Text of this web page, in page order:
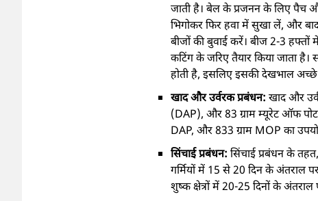
जाती है। बेल के प्रजनन के लिए पैच
भिगोकर फिर हवा में सुखा लें, और
बीजों की बुवाई करें। बीज 2-3 हफ्तों
कटिंग के जरिए तैयार किया जाता
होती है, इसलिए इसकी देखभाल
खाद और उर्वरक प्रबंधन: खाद और
(DAP), और 83 ग्राम म्यूरेट ऑफ
DAP, और 833 ग्राम MOP का
सिंचाई प्रबंधन: सिंचाई प्रबंधन के
गर्मियों में 15 से 20 दिन के अंतराल
शुष्क क्षेत्रों में 20-25 दिनों के